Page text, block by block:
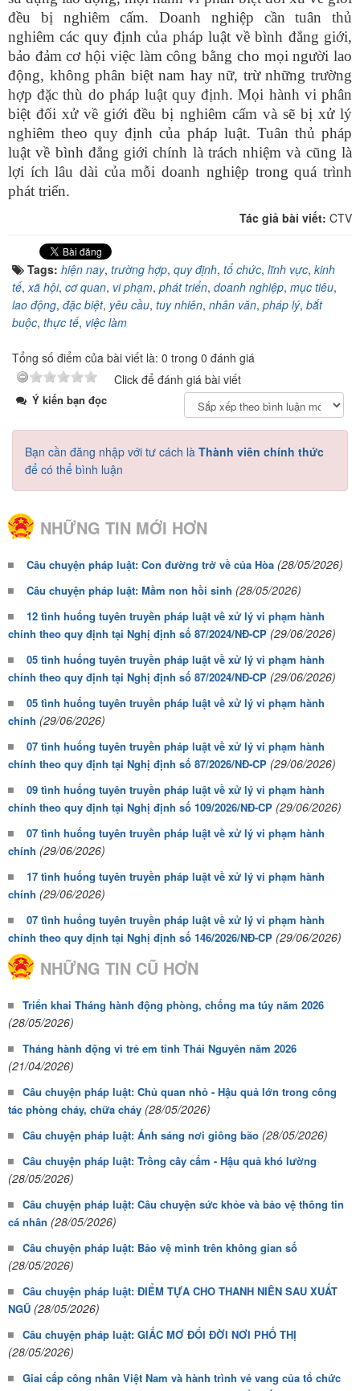
đều bị nghiêm cấm. Doanh nghiệp cần tuân thủ
nghiêm các quy định của pháp luật về bình đẳng giới,
bảo đảm cơ hội việc làm công bằng cho mọi người lao
động, không phân biệt nam hay nữ, trừ những trường
hợp đặc thù do pháp luật quy định. Mọi hành vi phân
biệt đối xử về giới đều bị nghiêm cấm và sẽ bị xử lý
nghiêm theo quy định của pháp luật. Tuân thủ pháp
luật về bình đẳng giới chính là trách nhiệm và cũng là
lợi ích lâu dài của mỗi doanh nghiệp trong quá trình
phát triển.
Tác giả bài viết: CTV
Tags: hiện nay, trường hợp, quy định, tổ chức, lĩnh vực, kinh
tế,xã hội, cơ quan, vi phạm, phát triển, doanh nghiệp, mục tiêu,
lao động, đặc biệt, yêu cầu, tuy nhiên, nhân văn, pháp lý, bắt
buộc, thực tế, việc làm
Tổng số điểm của bài viết là: 0 trong 0 đánh giá
Click để đánh giá bài viết
Ý kiến bạn đọc
Bạn cần đăng nhập với tư cách là Thành viên chính thức
để có thể bình luận
NHỮNG TIN MỚI HƠN
Câu chuyện pháp luật: Con đường trở về của Hòa (28/05/2026)
Câu chuyện pháp luật: Mầm non hồi sinh (28/05/2026)
12 tình huống tuyên truyền pháp luật về xử lý vi phạm hành
chính theo quy định tại Nghị định số 87/2024/NĐ-CP (29/06/2026)
05 tình huống tuyên truyền pháp luật về xử lý vi phạm hành
chính theo quy định tại Nghị định số 87/2024/NĐ-CP (29/06/2026)
05 tình huống tuyên truyền pháp luật về xử lý vi phạm hành
chính (29/06/2026)
07 tình huống tuyên truyền pháp luật về xử lý vi phạm hành
chính theo quy định tại Nghị định số 87/2026/NĐ-CP (29/06/2026)
09 tình huống tuyên truyền pháp luật về xử lý vi phạm hành
chính theo quy định tại Nghị định số 109/2026/NĐ-CP (29/06/2026)
07 tình huống tuyên truyền pháp luật về xử lý vi phạm hành
chính (29/06/2026)
17 tình huống tuyên truyền pháp luật về xử lý vi phạm hành
chính (29/06/2026)
07 tình huống tuyên truyền pháp luật về xử lý vi phạm hành
chính theo quy định tại Nghị định số 146/2026/NĐ-CP (29/06/2026)
NHỮNG TIN CŨ HƠN
Triển khai Tháng hành động phòng, chống ma túy năm 2026
(28/05/2026)
Tháng hành động vì trẻ em tỉnh Thái Nguyên năm 2026
(21/04/2026)
Câu chuyện pháp luật: Chủ quan nhỏ - Hậu quả lớn trong công
tác phòng cháy, chữa cháy (28/05/2026)
Câu chuyện pháp luật: Ánh sáng nơi giông bão (28/05/2026)
Câu chuyện pháp luật: Trồng cây cấm - Hậu quả khó lường
(28/05/2026)
Câu chuyện pháp luật: Câu chuyện sức khỏe và bảo vệ thông tin
cá nhân (28/05/2026)
Câu chuyện pháp luật: Bảo vệ mình trên không gian số
(28/05/2026)
Câu chuyện pháp luật: ĐIỂM TỰA CHO THANH NIÊN SAU XUẤT
NGŨ (28/05/2026)
Câu chuyện pháp luật: GIẤC MƠ ĐỔI ĐỜI NƠI PHỐ THỊ
(28/05/2026)
Giai cấp công nhân Việt Nam và hành trình vẻ vang của tổ chức